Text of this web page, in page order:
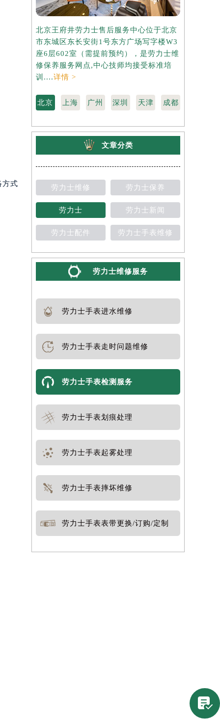
方式
北京王府井劳力士售后服务中心位于北京
市东城区东长安街1号东方广场写字楼W3
座6层602室（需提前预约），是劳力士维
修保养服务网点,中心技师均接受标准培
训....详情 >
北京 上海 广州 深圳 天津 成都
文章分类
劳力士维修 劳力士保养
劳力士 劳力士新闻
劳力士配件 劳力士手表维修
劳力士维修服务
劳力士手表进水维修
劳力士手表走时问题维修
劳力士手表检测服务
劳力士手表划痕处理
劳力士手表起雾处理
劳力士手表摔坏维修
劳力士手表表带更换/订购/定制
